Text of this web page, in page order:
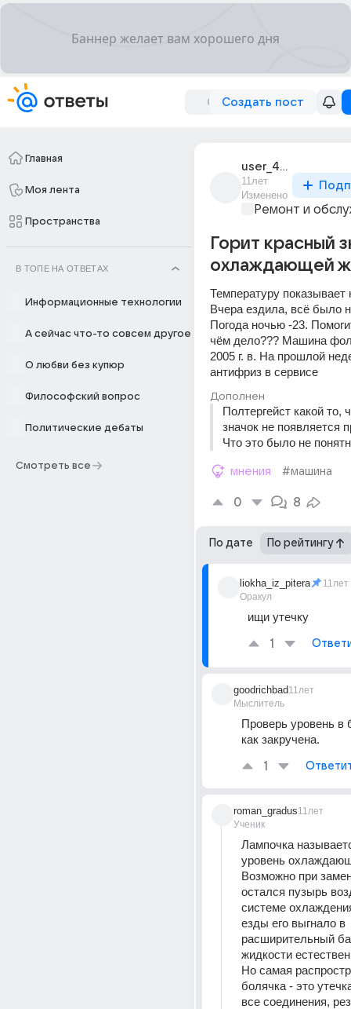
Создать пост
Главная
Моя лента
Пространства
В ТОПЕ НА ОТВЕТАХ
Информационные технологии
А сейчас что-то совсем другое
О любви без купюр
Философский вопрос
Политические дебаты
Смотреть все
user_46870046
11лет
Изменено
Ремонт и
Горит красный
охлаждающей
Температуру
Вчера ездила, всё было
Погода ночью -23.
чём дело??? Машина
2005 г. в. На прошлой
антифриз в сервисе
Дополнен
Полтергейст какой то,
значок не появляется
Что это было не
мнения #машина
0 8
По дате По рейтингу
liokha_iz_pitera
Оракул
11лет
ищи утечку
1
goodrichbad
Мыслитель
11лет
Проверь уровень в
как закручена.
1
roman_gradus
Ученик
11лет
Лампочка
уровень
Возможно при
остался пузырь
системе
езды его выгнало в
расширительный
жидкости
Но самая
болячка - это
все соединения,